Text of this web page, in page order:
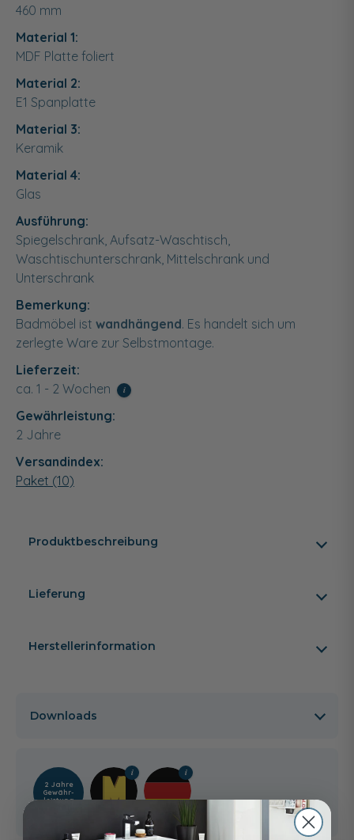
460 mm
Material 1:
MDF Platte foliert
Material 2:
E1 Spanplatte
Material 3:
Keramik
Material 4:
Glas
Ausführung:
Spiegelschrank, Aufsatz-Waschtisch,
Waschtischunterschrank, Mittelschrank und
Unterschrank
Bemerkung:
Badmöbel ist wandhängend. Es handelt sich um
zerlegte Ware zur Selbstmontage.
Lieferzeit:
ca. 1 - 2 Wochen
i
Gewährleistung:
2 Jahre
Versandindex:
Paket (10)
Produktbeschreibung
Lieferung
Herstellerinformation
Downloads
2 Jahre
Gewähr­
leistung